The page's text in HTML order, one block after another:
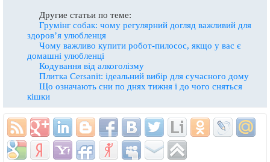
Другие статьи по теме:
Грумінг собак: чому регулярний догляд важливий для
здоров’я улюбленця
Чому важливо купити робот-пилосос, якщо у вас є
домашні улюбленці
Кодування від алкоголізму
Плитка Cersanit: ідеальний вибір для сучасного дому
Що означають сни по днях тижня і до чого сняться
кішки